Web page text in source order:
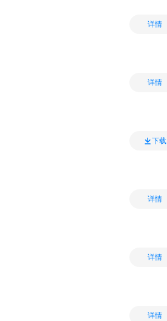
详情
详情
下载
详情
详情
详情